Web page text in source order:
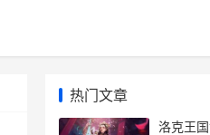
热门文章
洛克王